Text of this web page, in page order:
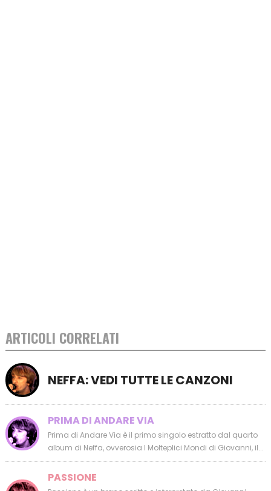
ARTICOLI CORRELATI
NEFFA: VEDI TUTTE LE CANZONI
PRIMA DI ANDARE VIA
Prima di Andare Via è il primo singolo estratto dal quarto
album di Neffa, ovverosia I Molteplici Mondi di Giovanni, il...
PASSIONE